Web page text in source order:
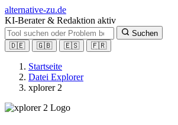
alternative-zu.de
KI-Berater & Redaktion aktiv
Suchen
🇩🇪
🇬🇧 🇪🇸 🇫🇷
Startseite
Datei Explorer
xplorer 2